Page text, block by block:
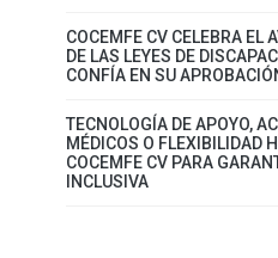
COCEMFE CV CELEBRA EL
DE LAS LEYES DE
CONFÍA EN SU
TECNOLOGÍA DE APOYO,
MÉDICOS O FLEXIBILIDAD
COCEMFE CV PARA
INCLUSIVA